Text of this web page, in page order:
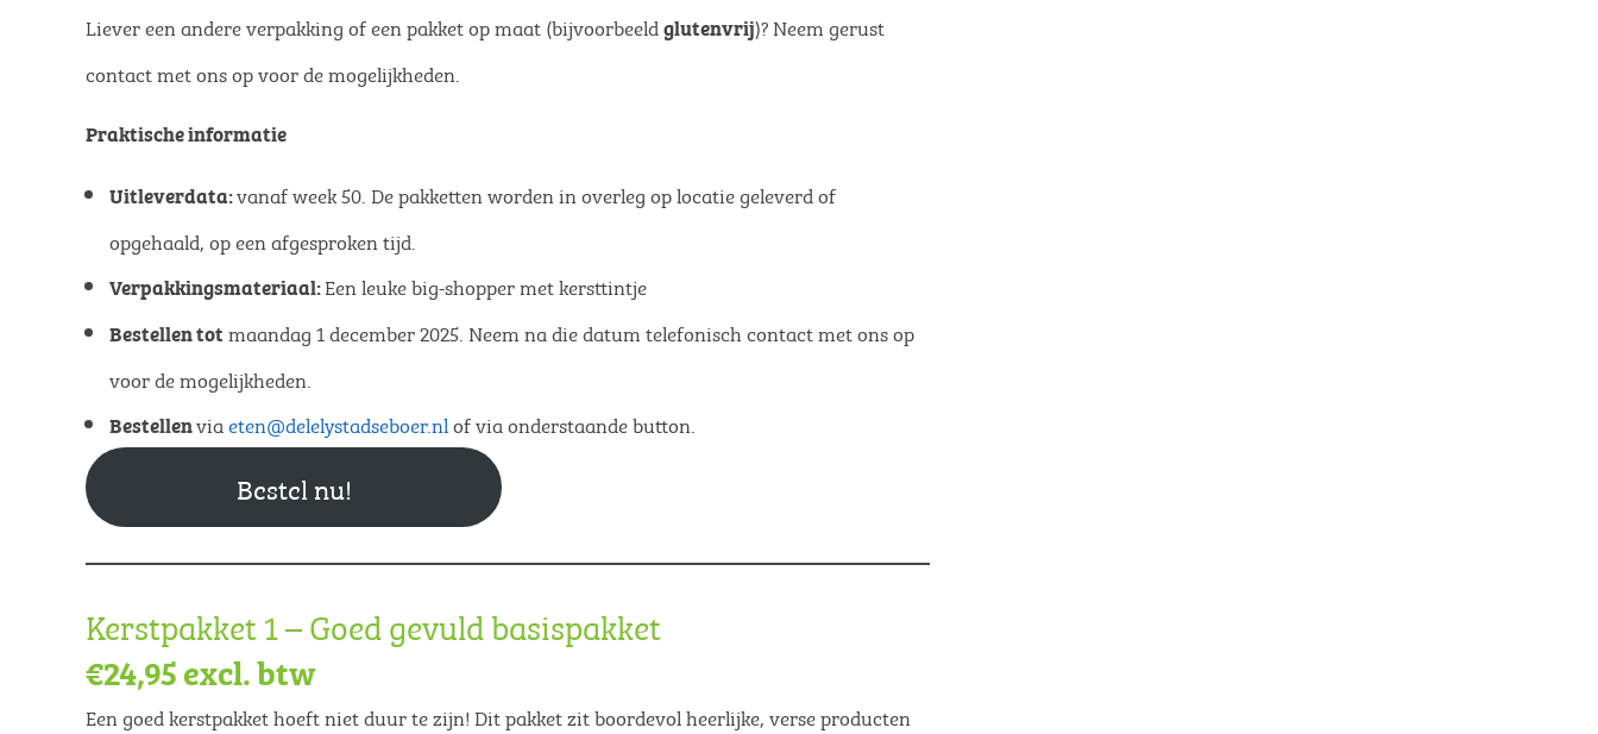
Liever een andere verpakking of een pakket op maat (bijvoorbeeld glutenvrij)? Neem gerust
contact met ons op voor de mogelijkheden.
Praktische informatie
Uitleverdata:vanaf week 50. De pakketten worden in overleg op locatie geleverd of
opgehaald, op een afgesproken tijd.
Verpakkingsmateriaal:Een leuke big-shopper met kersttintje
Bestellen tot maandag 1 december 2025. Neem na die datum telefonisch contact met ons op
voor de mogelijkheden.
Bestellenviaeten@delelystadseboer.nlof via onderstaande button.
Bestel nu!
Kerstpakket 1 – Goed gevuld basispakket
€24,95 excl. btw
Een goed kerstpakket hoeft niet duur te zijn! Dit pakket zit boordevol heerlijke, verse producten